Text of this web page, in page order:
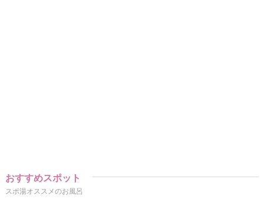
おすすめスポット
スポ湯オススメのお風呂